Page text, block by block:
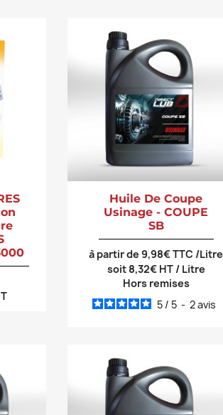
Huile De Coupe
Usinage - COUPE
SB
à partir de 9,98€ TTC /Litre
soit 8,32€ HT / Litre
Hors remises
5 / 5 - 2avis